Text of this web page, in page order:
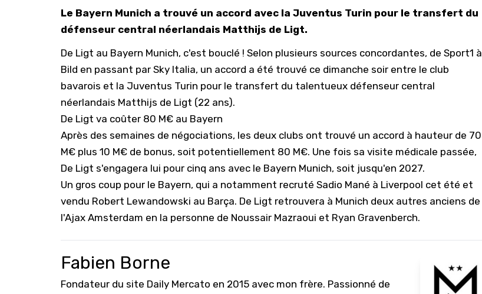
Le Bayern Munich a trouvé un accord avec la Juventus Turin pour le transfert du
défenseur central néerlandais Matthijs de Ligt.
De Ligt au Bayern Munich, c'est bouclé ! Selon plusieurs sources concordantes, de Sport1 à
Bild en passant par Sky Italia, un accord a été trouvé ce dimanche soir entre le club
bavarois et la Juventus Turin pour le transfert du talentueux défenseur central
néerlandais Matthijs de Ligt (22 ans).
De Ligt va coûter 80 M€ au Bayern
Après des semaines de négociations, les deux clubs ont trouvé un accord à hauteur de 70
M€ plus 10 M€ de bonus, soit potentiellement 80 M€. Une fois sa visite médicale passée,
De Ligt s'engagera lui pour cinq ans avec le Bayern Munich, soit jusqu'en 2027.
Un gros coup pour le Bayern, qui a notamment recruté Sadio Mané à Liverpool cet été et
vendu Robert Lewandowski au Barça. De Ligt retrouvera à Munich deux autres anciens de
l'Ajax Amsterdam en la personne de Noussair Mazraoui et Ryan Gravenberch.
Fabien Borne
Fondateur du site Daily Mercato en 2015 avec mon frère. Passionné de